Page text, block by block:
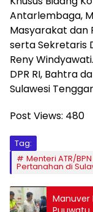
Antarlembaga,
Masyarakat dan
serta Sekretaris
Reny
DPR RI, Bahtra
Sulawesi
Post Views: 480
Tag:
Menteri ATR/
Pertanahan di
Manuver